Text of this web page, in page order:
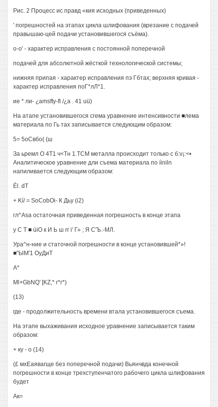
Рис. 2 Процесс ис правд «кия исходных (приведенных)
' погрешностей на этапах цикла шлифования (врезание с подачей
правышаю-цей подачи установившегося съёма).
о-о' - характер исправления с постоянной поперечной
подачей для абсолютной жёсткой технологической системы;
нижняя припая - характер исправления пэ Гбтах; верхняя кривая -
характер исправления поГ*лЛ*1.
ие * ли- ¿amsfty-fl /¿а . 41 uü)
На атапе установившегося сгема уравнение интенсивности ■лема
материала по Гь тах записывается следующим образом:
5= 5оСвбо( (ш
За ьремл О 4Т1 ч<Тн 1.ТСМ металла происходит только с б:v¡:<•
Аналитическое уравнение дли съема материала по íiniln
напиливается следующим образом:
Él. dT
+ Kí/ = SoCobOi- К Дьу (i2)
гл^Asa остаточная приведенная погрешность в конце этапа
у С Т ■ úiО к И Ь ш rr i' Г» ; Я С'Ъ.-МЛ.
Ура^н-ние и статочной погрешности в конце установившей*»!
■"ЫМ'1 ОуДиТ
А*
Ml+GbNQ' [KZ,* г*г*)
(13)
где - продолжительность времени втала установившегося съема.
На этапе выхаживания исходное уравнение записывается таким
образом:
+ ку - о (14)
(£ мхЕаявагще без поперечной подачи) Вьянчвда конечной
погрешности в конце трехступенчатого рабочего цикла шлифования
будет
Ак=